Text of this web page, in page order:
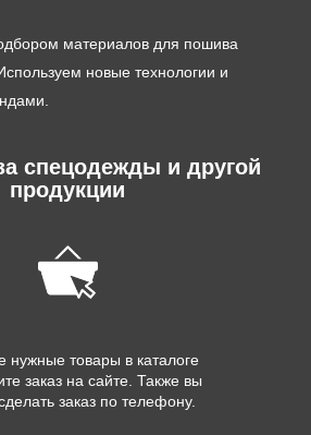
материалов для пошива
новые технологии и
спецодежды и другой
продукции
нужные товары в каталоге
заказ на сайте. Также вы
заказ по телефону.